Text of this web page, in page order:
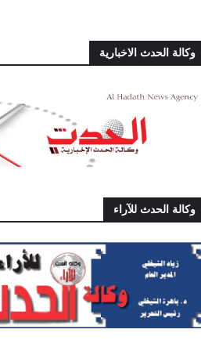
وكالة الحدث الاخبارية
وكالة الحدث للآراء